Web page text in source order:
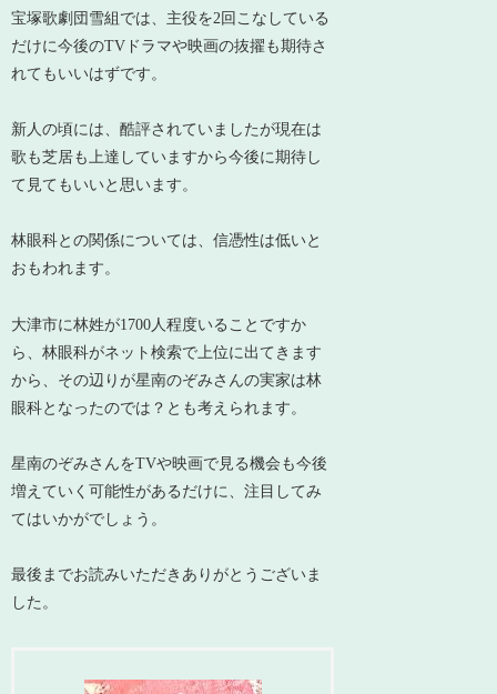
宝塚歌劇団雪組では、主役を2回こなしている
だけに今後のTVドラマや映画の抜擢も期待さ
れてもいいはずです。
新人の頃には、酷評されていましたが現在は
歌も芝居も上達していますから今後に期待し
て見てもいいと思います。
林眼科との関係については、信憑性は低いと
おもわれます。
大津市に林姓が1700人程度いることですか
ら、林眼科がネット検索で上位に出てきます
から、その辺りが星南のぞみさんの実家は林
眼科となったのでは？とも考えられます。
星南のぞみさんをTVや映画で見る機会も今後
増えていく可能性があるだけに、注目してみ
てはいかがでしょう。
最後までお読みいただきありがとうございま
した。